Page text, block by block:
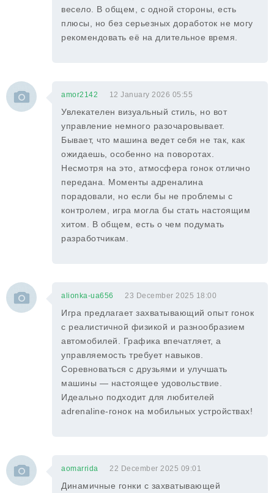
весело. В общем, с одной стороны, есть
плюсы, но без серьезных доработок не могу
рекомендовать её на длительное время.
amor2142 12 January 2026 05:55
Увлекателен визуальный стиль, но вот
управление немного разочаровывает.
Бывает, что машина ведет себя не так, как
ожидаешь, особенно на поворотах.
Несмотря на это, атмосфера гонок отлично
передана. Моменты адреналина
порадовали, но если бы не проблемы с
контролем, игра могла бы стать настоящим
хитом. В общем, есть о чем подумать
разработчикам.
alionka-ua656 23 December 2025 18:00
Игра предлагает захватывающий опыт гонок
с реалистичной физикой и разнообразием
автомобилей. Графика впечатляет, а
управляемость требует навыков.
Соревноваться с друзьями и улучшать
машины — настоящее удовольствие.
Идеально подходит для любителей
adrenaline-гонок на мобильных устройствах!
aomarrida 22 December 2025 09:01
Динамичные гонки с захватывающей